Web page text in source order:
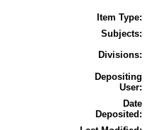
Item Type:
Subjects:
Divisions:
Depositing
User:
Date
Deposited: